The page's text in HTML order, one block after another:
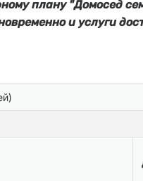
плану "Домосед
и услуги